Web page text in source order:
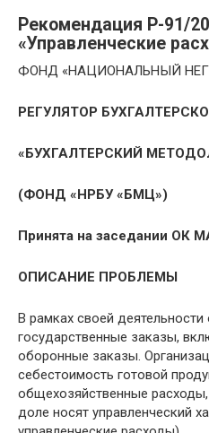
Рекомендация Р-91/
«Управленческие
ФОНД «НАЦИОНАЛЬНЫЙ
РЕГУЛЯТОР
«БУХГАЛТЕРСКИЙ
(ФОНД «НРБУ «БМЦ»)
Принята на заседании ОК
ОПИСАНИЕ ПРОБЛЕМЫ
В рамках своей
государственные заказы,
оборонные заказы.
себестоимость готовой
общехозяйственные
доле носят управленческий